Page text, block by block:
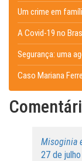
Um crime em
A Covid-19 no
Segurança: uma
Caso Mariana
Misoginia
27 de